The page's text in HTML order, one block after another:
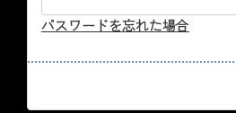
パスワードを忘れた場合